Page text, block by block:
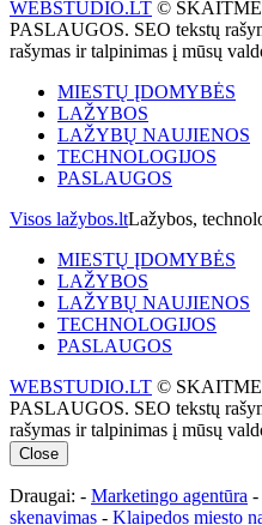
WEBSTUDIO.LT ©
PASLAUGOS. SEO tekstų
rašymas ir talpinimas į mūsų
MIESTŲ ĮDOMYBĖS
LAŽYBOS
LAŽYBŲ NAUJIENOS
TECHNOLOGIJOS
PASLAUGOS
Visos lažybos.ltLažybos,
MIESTŲ ĮDOMYBĖS
LAŽYBOS
LAŽYBŲ NAUJIENOS
TECHNOLOGIJOS
PASLAUGOS
WEBSTUDIO.LT ©
PASLAUGOS. SEO tekstų
rašymas ir talpinimas į mūsų
Close
Draugai: - Marketingo agentūra -
skenavimas - Klaipedos miesto